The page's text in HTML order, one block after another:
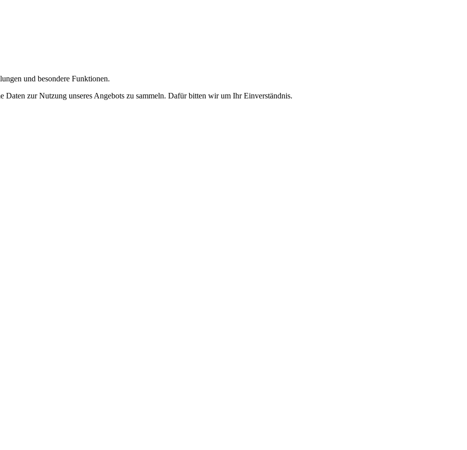
und besondere Funktionen.
Daten zur Nutzung unseres Angebots zu sammeln. Dafür bitten wir um Ihr Einverständnis.